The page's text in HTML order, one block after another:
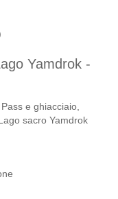
Yamdrok -
e ghiacciaio,
sacro Yamdrok